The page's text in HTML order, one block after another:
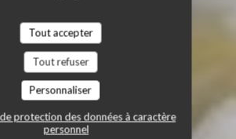
Tout accepter
Tout refuser
Personnaliser
protection des données à caractère
personnel